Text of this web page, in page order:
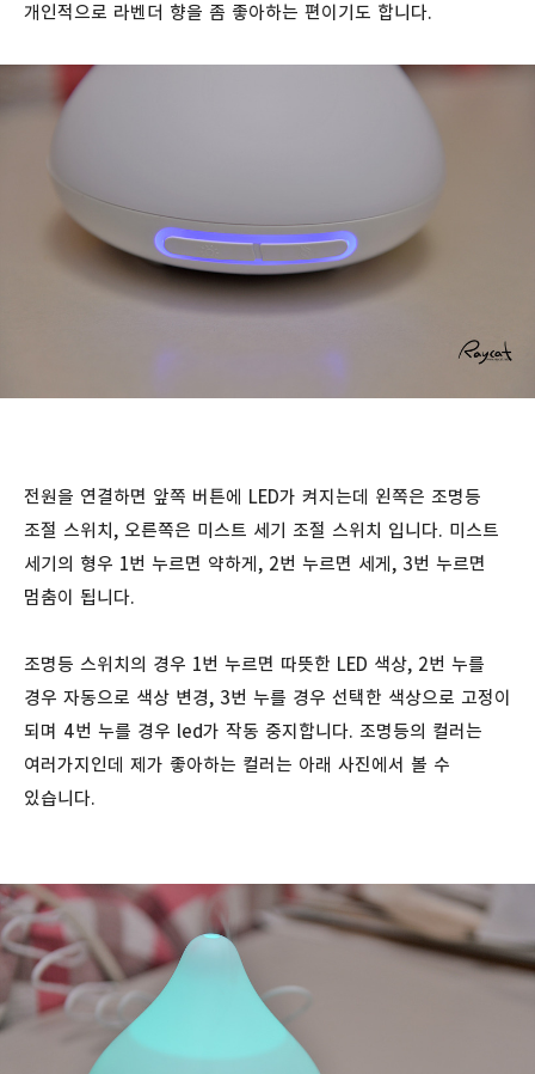
개인적으로 라벤더 향을 좀 좋아하는 편이기도 합니다.
전원을 연결하면 앞쪽 버튼에 LED가 켜지는데 왼쪽은 조명등
조절 스위치, 오른쪽은 미스트 세기 조절 스위치 입니다. 미스트
세기의 형우 1번 누르면 약하게, 2번 누르면 세게, 3번 누르면
멈춤이 됩니다.
조명등 스위치의 경우 1번 누르면 따뜻한 LED 색상, 2번 누를
경우 자동으로 색상 변경, 3번 누를 경우 선택한 색상으로 고정이
되며 4번 누를 경우 led가 작동 중지합니다. 조명등의 컬러는
여러가지인데 제가 좋아하는 컬러는 아래 사진에서 볼 수
있습니다.